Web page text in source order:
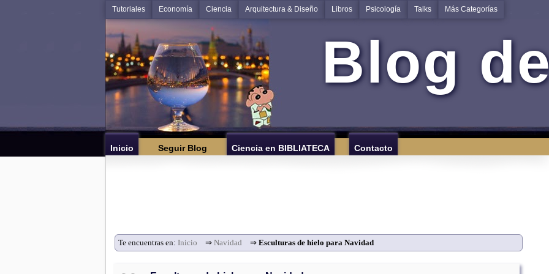
Tutoriales Economía Ciencia Arquitectura & Diseño Libros Psicología Talks Más Categorías
Blog
Inicio Seguir Blog Ciencia en BIBLIATECA Contacto
Te encuentras en: Inicio ⇒ Navidad ⇒ Esculturas de hielo para Navidad